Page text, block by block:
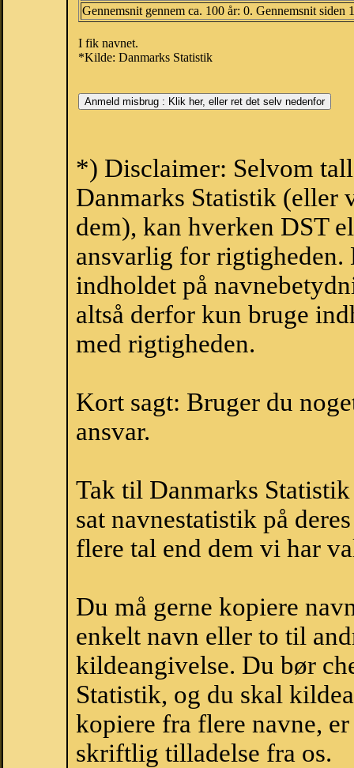
Gennemsnit gennem ca. 100 år: 0. Gennemsnit siden
I fik navnet.
*Kilde: Danmarks Statistik
*) Disclaimer: Selvom
Danmarks Statistik (eller
dem), kan hverken DST
ansvarlig for
indholdet på
altså derfor kun bruge
med rigtigheden.
Kort sagt: Bruger du
ansvar.
Tak til Danmarks
sat navnestatistik på
flere tal end dem vi har
Du må gerne kopiere
enkelt navn eller to til
kildeangivelse. Du bør
Statistik, og du skal
kopiere fra flere navne,
skriftlig tilladelse fra os.